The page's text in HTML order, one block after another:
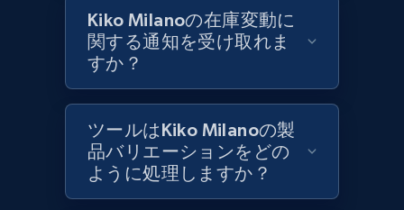
今すぐ始める
URL, Product id, Title, Images, Final price,
Currency, Discount, Initial price, and more.
Kiko Milanoの在庫変動に
関する通知を受け取れま
すか？
ツールはKiko Milanoの製
品バリエーションをどの
ように処理しますか？